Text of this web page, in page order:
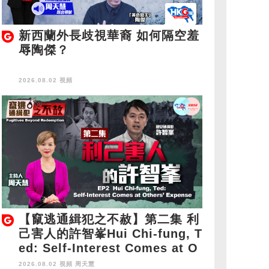
新西蘭外長歧視華裔 如何隔空羞
辱陶傑？
2026.08.02 視頻
【竄逃通緝犯之不赦】第二集 利
己害人的許智峯Hui Chi-fung, T
ed: Self-Interest Comes at O
thers' Expense
2026.08.02 視頻 周天慧